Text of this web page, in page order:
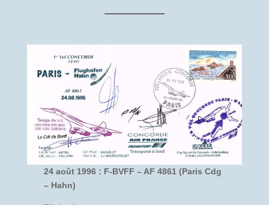
24 août 1996 : F-BVFF – AF 4861 (Paris Cdg
– Hahn)